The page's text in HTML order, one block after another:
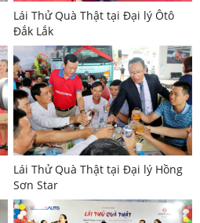
Lái Thử Quà Thật tại Đại lý Ôtô
Đắk Lắk
Lái Thử Quà Thật tại Đại lý Hồng
Sơn Star